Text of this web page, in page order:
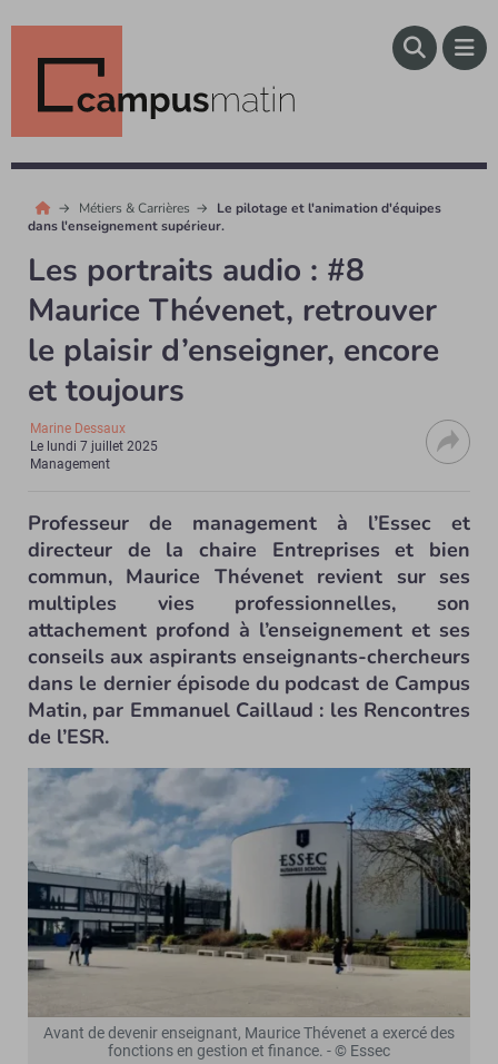
Métiers & Carrières
Le pilotage et l'animation d'équipes
dans l'enseignement supérieur.
Les portraits audio : #8
Maurice Thévenet, retrouver
le plaisir d’enseigner, encore
et toujours
Marine Dessaux
Le lundi 7 juillet 2025
Management
Professeur de management à l’Essec et
directeur de la chaire Entreprises et bien
commun, Maurice Thévenet revient sur ses
multiples vies professionnelles, son
attachement profond à l’enseignement et ses
conseils aux aspirants enseignants-chercheurs
dans le dernier épisode du podcast de Campus
Matin, par Emmanuel Caillaud : les Rencontres
de l’ESR.
Avant de devenir enseignant, Maurice Thévenet a exercé des
fonctions en gestion et finance. - © Essec